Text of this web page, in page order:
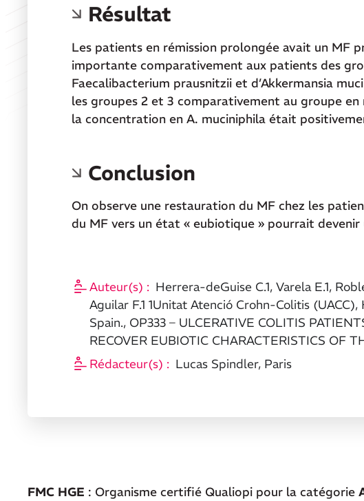
Résultat
Les patients en rémission prolongée avait un MF
importante comparativement aux patients des
Faecalibacterium prausnitzii et d’Akkermansia
les groupes 2 et 3 comparativement au groupe
la concentration en A. muciniphila était
Conclusion
On observe une restauration du MF chez les
du MF vers un état « eubiotique » pourrait
Auteur(s) : Herrera-deGuise C.1, Varela E.1,
Aguilar F.1 1Unitat Atenció Crohn-Colitis
Spain., OP333 – ULCERATIVE COLITIS
RECOVER EUBIOTIC CHARACTERISTICS OF
Rédacteur(s) : Lucas Spindler, Paris
FMC HGE : Organisme certifié Qualiopi pour la catégorie